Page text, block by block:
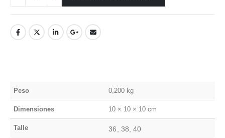
Peso 0,200 kg
Dimensiones 10 × 10 × 10 cm
Talle 36, 38, 40